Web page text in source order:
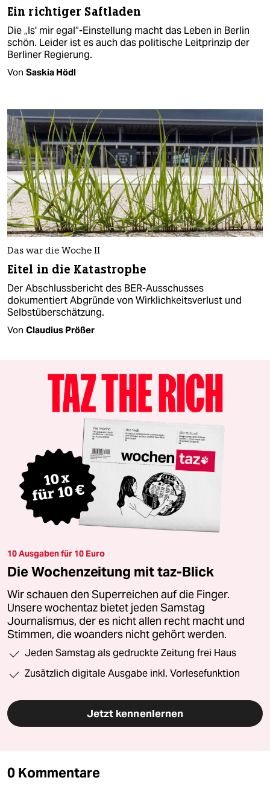
Ein richtiger Saftladen
Die „Is' mir egal“-Einstellung macht das Leben in Berlin
schön. Leider ist es auch das politische Leitprinzip der
Berliner Regierung.
Von Saskia Hödl
Das war die Woche II
Eitel in die Katastrophe
Der Abschlussbericht des BER-Ausschusses
dokumentiert Abgründe von Wirklichkeitsverlust und
Selbstüberschätzung.
Von Claudius Prößer
10 Ausgaben für 10 Euro
Die Wochenzeitung mit taz-Blick
Wir schauen den Superreichen auf die Finger.
Unsere wochentaz bietet jeden Samstag
Journalismus, der es nicht allen recht macht und
Stimmen, die woanders nicht gehört werden.
Jeden Samstag als gedruckte Zeitung frei Haus
Zusätzlich digitale Ausgabe inkl. Vorlesefunktion
Jetzt kennenlernen
0 Kommentare